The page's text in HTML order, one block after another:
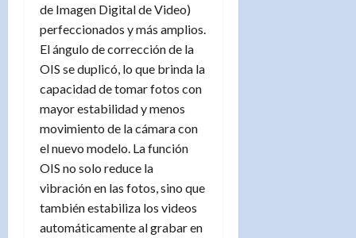
de Imagen Digital de Video)
perfeccionados y más amplios.
El ángulo de corrección de la
OIS se duplicó, lo que brinda la
capacidad de tomar fotos con
mayor estabilidad y menos
movimiento de la cámara con
el nuevo modelo. La función
OIS no solo reduce la
vibración en las fotos, sino que
también estabiliza los videos
automáticamente al grabar en